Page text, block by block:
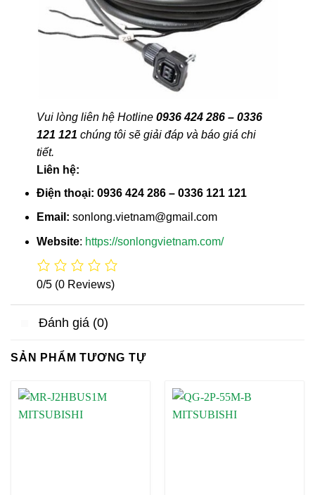
Vui lòng liên hệ Hotline 0936 424 286 – 0336
121 121 chúng tôi sẽ giải đáp và báo giá chi
tiết.
Liên hệ:
Điện thoại: 0936 424 286 – 0336 121 121
Email: sonlong.vietnam@gmail.com
Website: https://sonlongvietnam.com/
0/5 (0 Reviews)
Đánh giá (0)
SẢN PHẨM TƯƠNG TỰ